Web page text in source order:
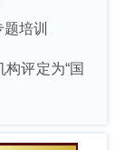
培训
评定为“国